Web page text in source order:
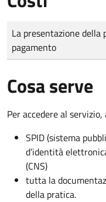
Tipo di pagamento
Importo
La presentazione della
pagamento
Cosa serve
Per accedere al
SPID (sistema
d’identità
(CNS)
tutta la
della pratica.